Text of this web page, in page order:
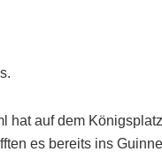
hat auf dem
es bereits ins